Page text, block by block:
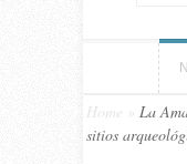
Home
La
sitios